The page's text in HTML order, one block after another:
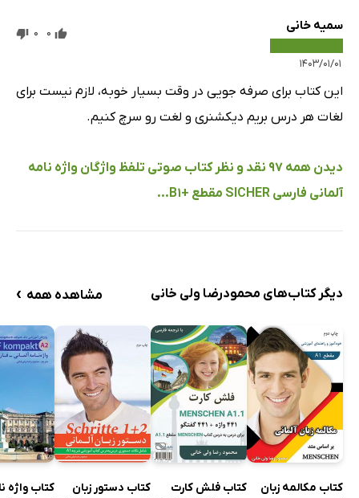
سمیه خانی
۱۴۰۳/۰۱/۰۱
0
0
این کتاب برای صرفه جویی در وقت بسیار خوبه، لازم نیست برای
لغات هر درس بریم دیکشنری و لغت رو سرچ کنیم.
دیدن همه 97 نقد و نظر کتاب صوتی تلفظ واژگان واژه‌ نامه‌
آلمانی فارسی SICHER مقطع +B1...
دیگر کتاب‌های محمودرضا ولی خانی مشاهده همه ›
کتاب مکالمه زبان
کتاب فلش کارت
کتاب دستور زبان
کتاب واژه